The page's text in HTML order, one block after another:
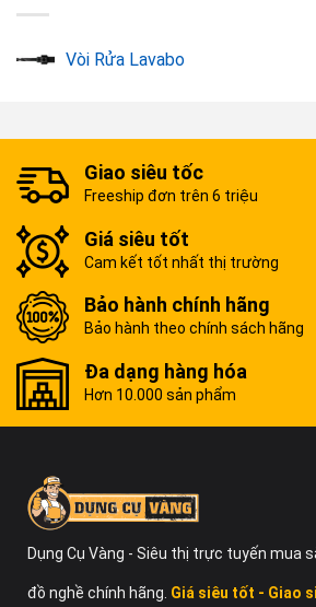
Vòi Rửa Lavabo
Giao siêu tốc
Freeship đơn trên 6 triệu
Giá siêu tốt
Cam kết tốt nhất thị trường
Bảo hành chính hãng
Bảo hành theo chính sách hãng
Đa dạng hàng hóa
Hơn 10.000 sản phẩm
Dụng Cụ Vàng - Siêu thị trực tuyến mua
đồ nghề chính hãng. Giá siêu tốt - Giao